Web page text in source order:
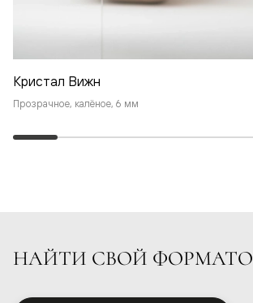
Кристал Вижн
Прозрачное, калёное, 6 мм
НАЙТИ СВОЙ ФОРМАТО